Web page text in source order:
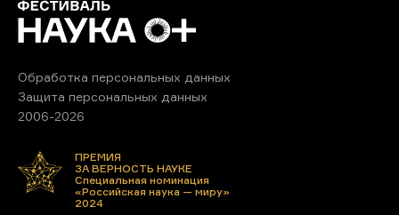
Обработка персональных данных
Защита персональных данных
2006-2026
ПРЕМИЯ
ЗА ВЕРНОСТЬ НАУКЕ
Специальная номинация
«Российская наука — миру»
2024